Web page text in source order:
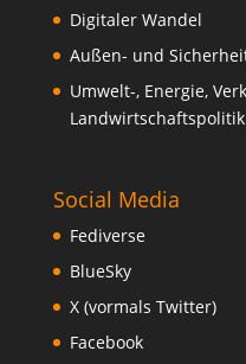
Digitaler Wandel
Außen- und
Umwelt-, Energie,
Landwirtschaftspolitik
Social Media
Fediverse
BlueSky
X (vormals Twitter)
Facebook